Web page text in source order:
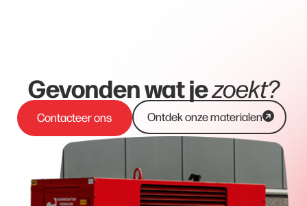
Gevonden wat jezoekt?
Contacteer ons Ontdek onze materialen